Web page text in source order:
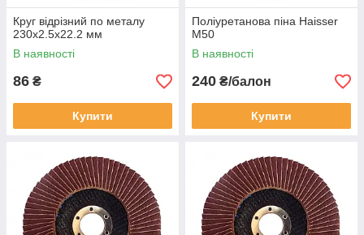
Круг відрізний по металу
230х2.5х22.2 мм
В наявності
86 ₴
Купити
Поліуретанова піна Haisser
M50
В наявності
240 ₴/балон
Купити